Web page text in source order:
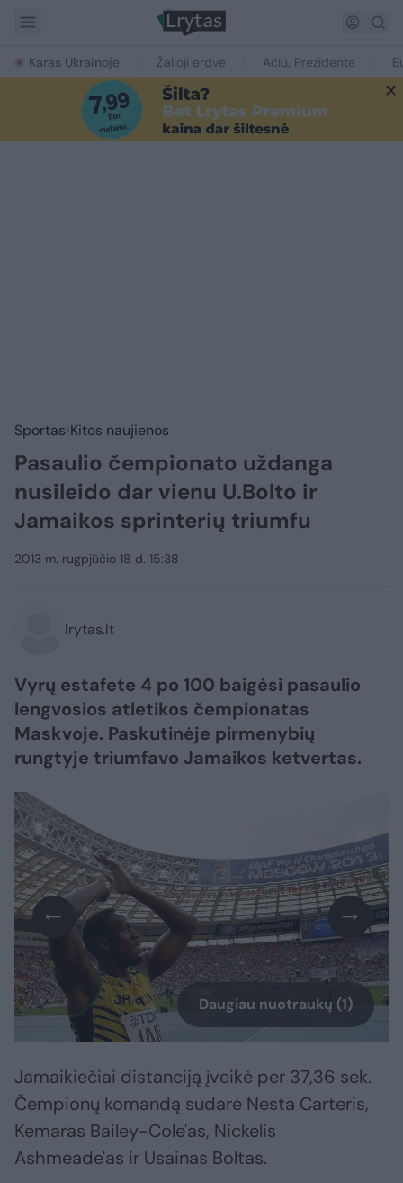
Karas Ukrainoje Žalioji erdvė Ačiū, Prezidente
Sportas Kitos naujienos
Pasaulio čempionato uždanga
nusileido dar vienu U.Bolto ir
Jamaikos sprinterių triumfu
2013 m. rugpjūčio 18 d. 15:38
lrytas.lt
Vyrų estafete 4 po 100 baigėsi pasaulio
lengvosios atletikos čempionatas
Maskvoje. Paskutinėje pirmenybių
rungtyje triumfavo Jamaikos ketvertas.
Daugiau nuotraukų (1)
Jamaikiečiai distanciją įveikė per 37,36 sek.
Čempionų komandą sudarė Nesta Carteris,
Kemaras Bailey-Cole'as, Nickelis
Ashmeade'as ir Usainas Boltas.